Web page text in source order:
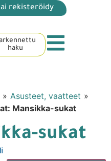
rekisteröidy
haku
» Asusteet, vaatteet »
Mansikka-sukat
sukat